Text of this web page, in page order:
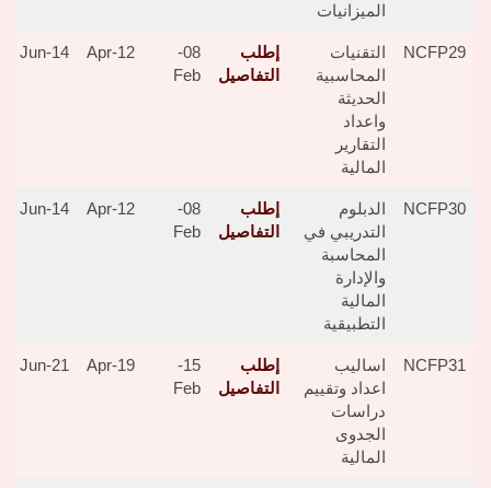
الميزانيات
NCFP29
التقنيات
المحاسبية
الحديثة
واعداد
التقارير
المالية
إطلب
التفاصيل
08-
Feb
12-Apr
14-Jun
NCFP30
الدبلوم
التدريبي في
المحاسبة
والإدارة
المالية
التطبيقية
إطلب
التفاصيل
08-
Feb
12-Apr
14-Jun
NCFP31
اساليب
اعداد وتقييم
دراسات
الجدوى
المالية
إطلب
التفاصيل
15-
Feb
19-Apr
21-Jun